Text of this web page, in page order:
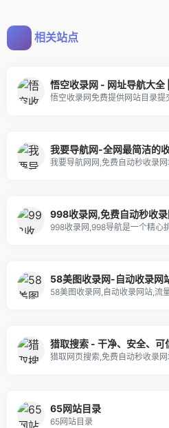
相关站点
悟空收录网免费提供网站目录提
我要导航网-全网最简洁的
我要导航网网,免费自动秒收录
998收录网,998导航是一个精心
58美图收录网-自动收录网
58美图收录网,自动收录网站,流
猎取搜索 - 干净、安全、可
猎取网页搜索,免费自动秒收录
65网站目录
65网站目录